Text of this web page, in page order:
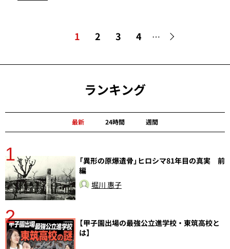
1 2 3 4 …
ランキング
最新 24時間 週間
1
「異形の原爆遺骨」ヒロシマ81年目の真実 前
編
堀川 惠子
2
【甲子園出場の最強公立進学校・東筑高校と
は】